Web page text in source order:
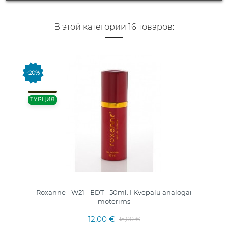
В этой категории 16 товаров:
-20%
ТУРЦИЯ
Roxanne - W21 - EDT - 50ml. I Kvepalų analogai
moterims
12,00 € 15,00 €